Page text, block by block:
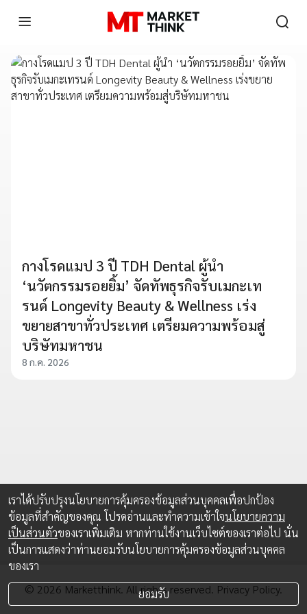
กางโรดแมป 3 ปี TDH Dental ผู้นำ
‘นวัตกรรมรอยยิ้ม’ จัดทัพธุรกิจรับเมกะเท
รนด์ Longevity Beauty & Wellness เร่ง
ขยายสาขาทั่วประเทศ เตรียมความพร้อมสู่
บริษัทมหาชน
8 ก.ค. 2026
© 2026 Marketthink. All rights reserved. Privacy Policy.
เราได้ปรับปรุงนโยบายการคุ้มครองข้อมูลส่วนบุคคลเพื่อปกป้อง
ข้อมูลที่สำคัญของคุณ โปรดอ่านและทำความเข้าใจนโยบายความ
เป็นส่วนตัวของเราเพิ่มเติม หากท่านใช้งานเว็บไซต์ของเราต่อไป นั่น
เป็นการแสดงว่าท่านยอมรับนโยบายการคุ้มครองข้อมูลส่วนบุคคล
ของเรา
ยอมรับ